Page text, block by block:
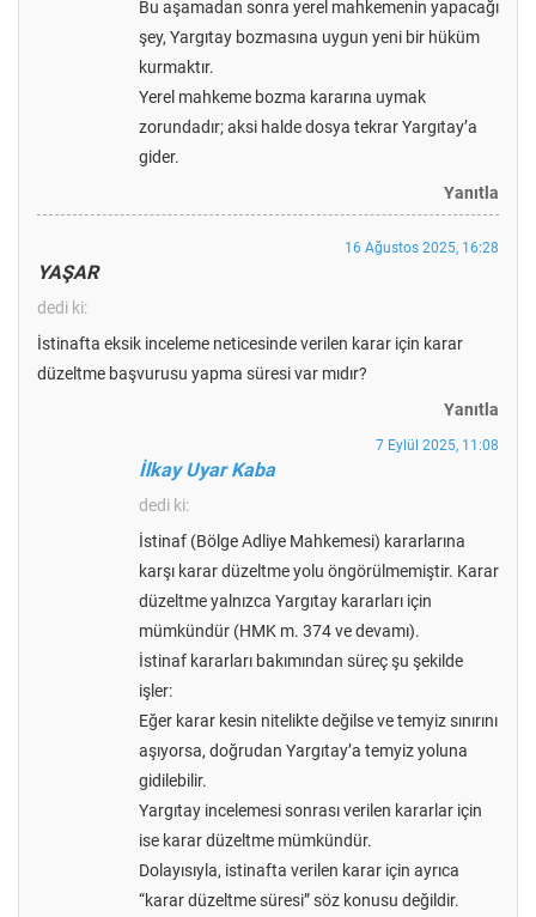
Bu aşamadan sonra yerel mahkemenin yapacağı
şey, Yargıtay bozmasına uygun yeni bir hüküm
kurmaktır.
Yerel mahkeme bozma kararına uymak
zorundadır; aksi halde dosya tekrar Yargıtay’a
gider.
Yanıtla
YAŞAR
dedi ki:
16 Ağustos 2025, 16:28
İstinafta eksik inceleme neticesinde verilen karar için karar
düzeltme başvurusu yapma süresi var mıdır?
Yanıtla
İlkay Uyar Kaba
dedi ki:
7 Eylül 2025, 11:08
İstinaf (Bölge Adliye Mahkemesi) kararlarına
karşı karar düzeltme yolu öngörülmemiştir. Karar
düzeltme yalnızca Yargıtay kararları için
mümkündür (HMK m. 374 ve devamı).
İstinaf kararları bakımından süreç şu şekilde
işler:
Eğer karar kesin nitelikte değilse ve temyiz sınırını
aşıyorsa, doğrudan Yargıtay’a temyiz yoluna
gidilebilir.
Yargıtay incelemesi sonrası verilen kararlar için
ise karar düzeltme mümkündür.
Dolayısıyla, istinafta verilen karar için ayrıca
“karar düzeltme süresi” söz konusu değildir.